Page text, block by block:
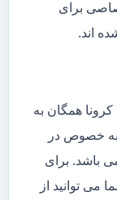
برای
اند.
همگان به
به خصوص در
باشد. برای
می توانید از